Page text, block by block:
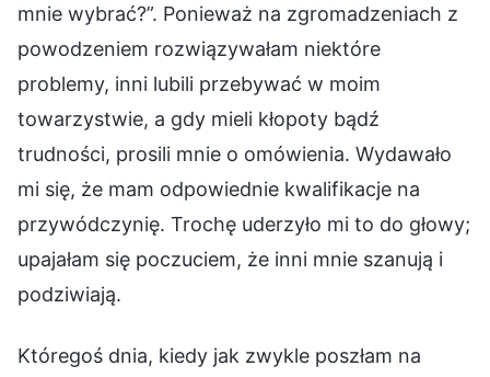
mnie wybrać?”. Ponieważ na zgromadzeniach z
powodzeniem rozwiązywałam niektóre
problemy, inni lubili przebywać w moim
towarzystwie, a gdy mieli kłopoty bądź
trudności, prosili mnie o omówienia. Wydawało
mi się, że mam odpowiednie kwalifikacje na
przywódczynię. Trochę uderzyło mi to do głowy;
upajałam się poczuciem, że inni mnie szanują i
podziwiają.
Któregoś dnia, kiedy jak zwykle poszłam na